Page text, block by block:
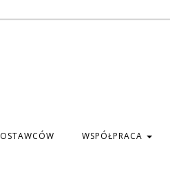
WSPÓŁPRACA